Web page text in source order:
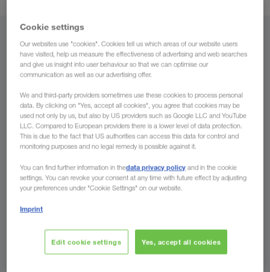
Lähtekoht
Eesti
Sihtkoht
Riik
Esita päring
Teie eelised LKW WALTERiga
Cookie settings
Our websites use "cookies". Cookies tell us which areas of our website users
have visited, help us measure the effectiveness of advertising and web searches
and give us insight into user behaviour so that we can optimise our
communication as well as our advertising offer.
We and third-party providers sometimes use these cookies to process personal
data. By clicking on "Yes, accept all cookies", you agree that cookies may be
used not only by us, but also by US providers such as Google LLC and YouTube
LLC. Compared to European providers there is a lower level of data protection.
This is due to the fact that US authorities can access this data for control and
monitoring purposes and no legal remedy is possible against it.
You can find further information in thedata privacy policy and in the cookie
settings. You can revoke your consent at any time with future effect by adjusting
your preferences under "Cookie Settings" on our website.
Imprint
Edit cookie settings Yes, accept all cookies